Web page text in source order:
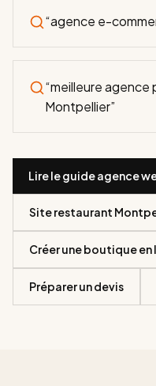
“agence e-
“meilleure agence
Montpellier”
Lire le guide agence
Site restaurant
Créer une boutique en
Préparer un devis